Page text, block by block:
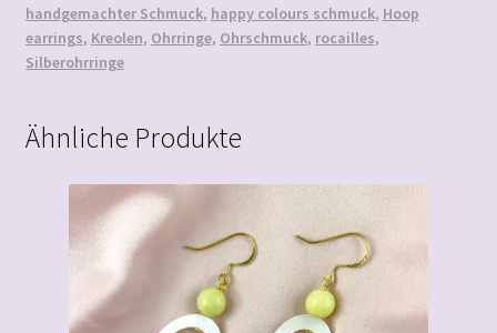
handgemachter Schmuck, happy colours schmuck, Hoop
earrings, Kreolen, Ohrringe, Ohrschmuck, rocailles,
Silberohrringe
Ähnliche Produkte